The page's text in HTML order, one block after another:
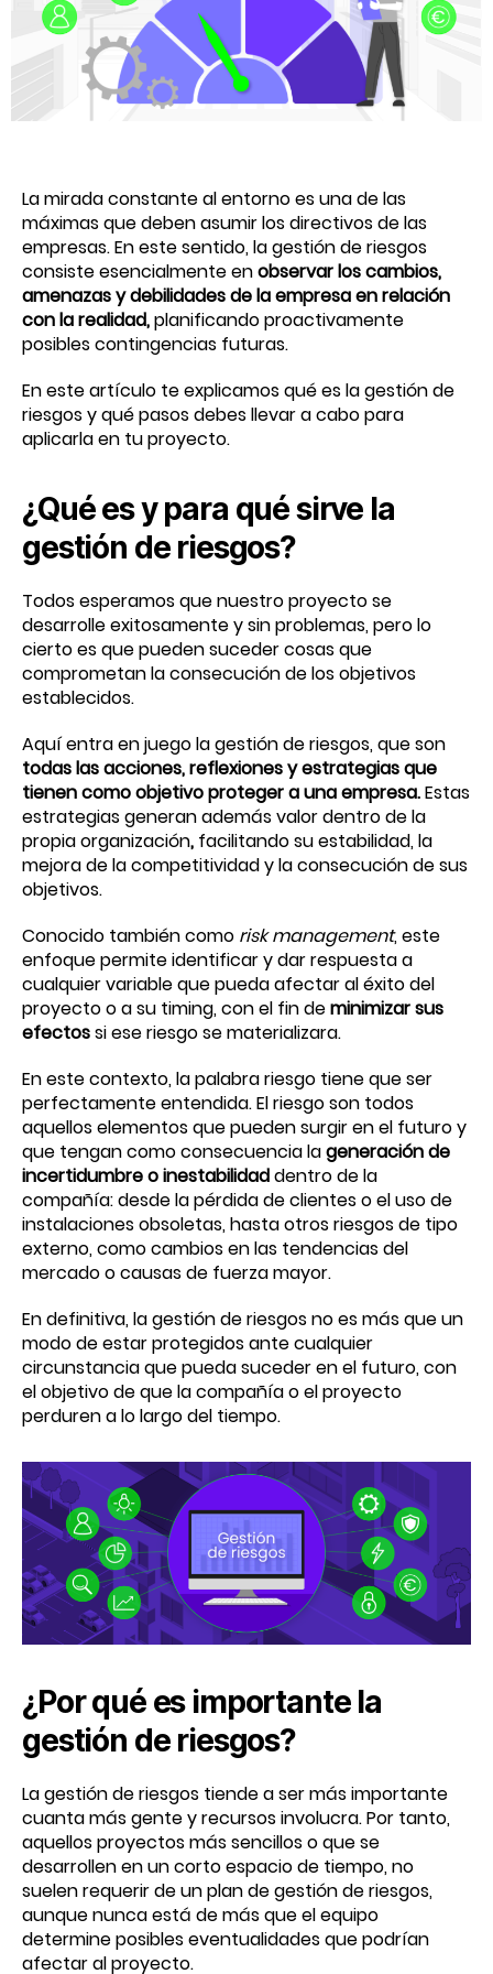
La mirada constante al entorno es una de las
máximas que deben asumir los directivos de las
empresas. En este sentido, la gestión de riesgos
consiste esencialmente enobservar los cambios,
amenazas y debilidades de la empresa en relación
con la realidad,planificando proactivamente
posibles contingencias futuras.
En este artículo te explicamos qué es la gestión de
riesgos y qué pasos debes llevar a cabo para
aplicarla en tu proyecto.
¿Qué es y para qué sirve la
gestión de riesgos?
Todos esperamos que nuestro proyecto se
desarrolle exitosamente y sin problemas, pero lo
cierto es que pueden suceder cosas que
comprometan la consecución de los objetivos
establecidos.
Aquí entra en juego la gestión de riesgos, que son
todas las acciones, reflexiones y estrategias que
tienen como objetivo proteger a una empresa.Estas
estrategias generan además valor dentro de la
propia organización, facilitando su estabilidad, la
mejora de la competitividad y la consecución de sus
objetivos.
Conocido también como risk management, este
enfoque permite identificar y dar respuesta a
cualquier variable que pueda afectar al éxito del
proyecto o a su timing, con el fin deminimizar sus
efectossi ese riesgo se materializara.
En este contexto, la palabra riesgo tiene que ser
perfectamente entendida. El riesgo son todos
aquellos elementos que pueden surgir en el futuro y
que tengan como consecuencia lageneración de
incertidumbre o inestabilidaddentro de la
compañía: desde la pérdida de clientes o el uso de
instalaciones obsoletas, hasta otros riesgos de tipo
externo, como cambios en las tendencias del
mercado o causas de fuerza mayor.
En definitiva, la gestión de riesgos no es más que un
modo de estar protegidos ante cualquier
circunstancia que pueda suceder en el futuro, con
el objetivo de que la compañía o el proyecto
perduren a lo largo del tiempo.
¿Por qué es importante la
gestión de riesgos?
La gestión de riesgos tiende a ser más importante
cuanta más gente y recursos involucra. Por tanto,
aquellos proyectos más sencillos o que se
desarrollen en un corto espacio de tiempo, no
suelen requerir de un plan de gestión de riesgos,
aunque nunca está de más que el equipo
determine posibles eventualidades que podrían
afectar al proyecto.